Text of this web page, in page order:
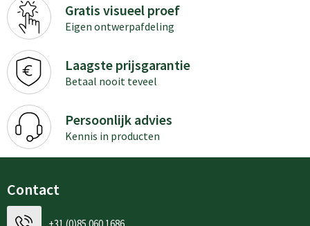
Gratis visueel proef
Eigen ontwerpafdeling
Laagste prijsgarantie
Betaal nooit teveel
Persoonlijk advies
Kennis in producten
Contact
+31 (0)85 060 1686